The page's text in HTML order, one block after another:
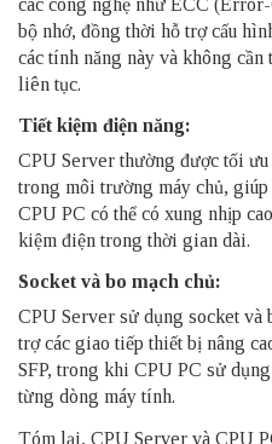
các công nghệ như ECC
bộ nhớ, đồng thời hỗ trợ cấu
các tính năng này và không
liên tục.
Tiết kiệm điện năng:
CPU Server thường được tối ưu
trong môi trường máy chủ,
CPU PC có thể có xung nhịp
kiệm điện trong thời gian dài.
Socket và bo mạch chủ:
CPU Server sử dụng socket và
trợ các giao tiếp thiết bị nâng
SFP, trong khi CPU PC sử
từng dòng máy tính.
Tóm lại, CPU Server và CPU